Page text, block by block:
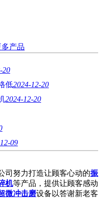
产品
20
低2024-12-20
2024-12-20
09
努力打造让顾客心动的振
机等产品，提供让顾客感动
微冲击磨设备以答谢新老客